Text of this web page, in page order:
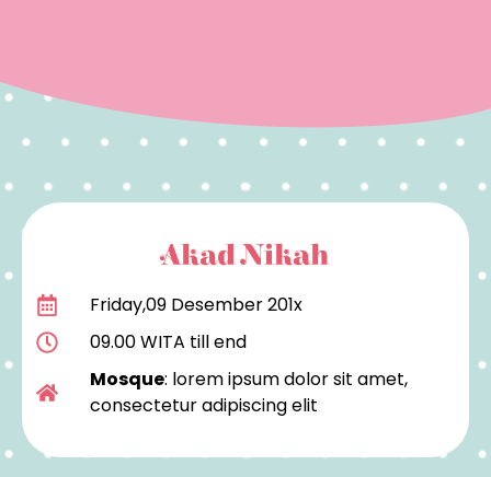
Akad Nikah
Friday,09 Desember 201x
09.00 WITA till end
Mosque: lorem ipsum dolor sit amet,
consectetur adipiscing elit